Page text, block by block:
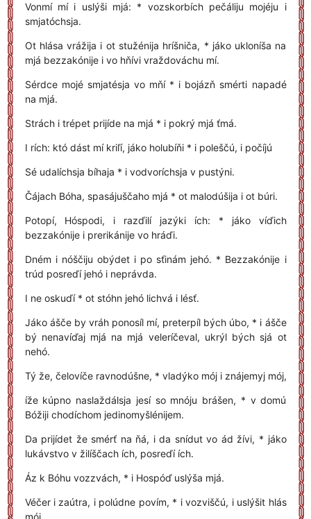
Vonmí mí i uslýši mjá: * vozskorbích pečáliju mojéju i
smjatóchsja.
Ot hlása vrážija i ot stužénija hríšniča, * jáko ukloníša na
mjá bezzakónije i vo hňívi vraždováchu mí.
Sérdce mojé smjatésja vo mňí * i bojázň smérti napadé
na mjá.
Strách i trépet prijíde na mjá * i pokrý mjá ťmá.
I rích: któ dást mí kriľí, jáko holubíňi * i poleščú, i počíjú
Sé udalíchsja bíhaja * i vodvoríchsja v pustýni.
Čájach Bóha, spasájuščaho mjá * ot malodúšija i ot búri.
Potopí, Hóspodi, i razďilí jazýki ích: * jáko víďich
bezzakónije i prerikánije vo hráďi.
Dném i nóščiju obýdet i po sťinám jehó. * Bezzakónije i
trúd posreďí jehó i neprávda.
I ne oskuďí * ot stóhn jehó lichvá i lésť.
Jáko ášče by vráh ponosíl mí, preterpíl bých úbo, * i ášče
bý nenavíďaj mjá na mjá veleríčeval, ukrýl bých sjá ot
nehó.
Tý že, čelovíče ravnodúšne, * vladýko mój i znájemyj mój,
íže kúpno naslaždálsja jesí so mnóju brášen, * v domú
Bóžiji chodíchom jedinomyšlénijem.
Da prijídet že smérť na ňá, i da snídut vo ád žívi, * jáko
lukávstvo v žilíščach ích, posreďí ích.
Áz k Bóhu vozzvách, * i Hospóď uslýša mjá.
Véčer i zaútra, i polúdne povím, * i vozviščú, i uslýšit hlás
mój.